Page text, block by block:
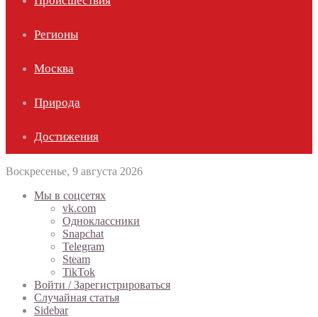
Регионы
Москва
Природа
Достижения
Воскресенье, 9 августа 2026
Мы в соцсетях
vk.com
Одноклассники
Snapchat
Telegram
Steam
TikTok
Войти / Зарегистрироваться
Случайная статья
Sidebar